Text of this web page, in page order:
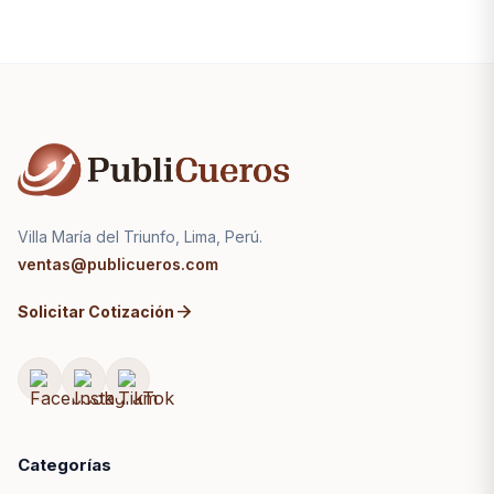
Villa María del Triunfo, Lima, Perú.
ventas@publicueros.com
Solicitar Cotización arrow_forward
Categorías